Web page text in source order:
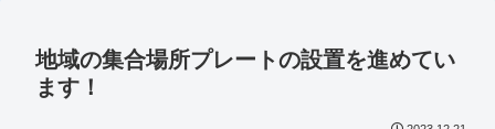
地域の集合場所プレートの設置を進めてい
ます！